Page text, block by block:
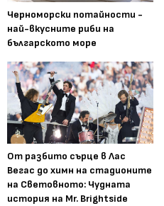
Черноморски потайности -
най-вкусните риби на
българското море
От разбито сърце в Лас
Вегас до химн на стадионите
на Световното: Чудната
история на Mr. Brightside